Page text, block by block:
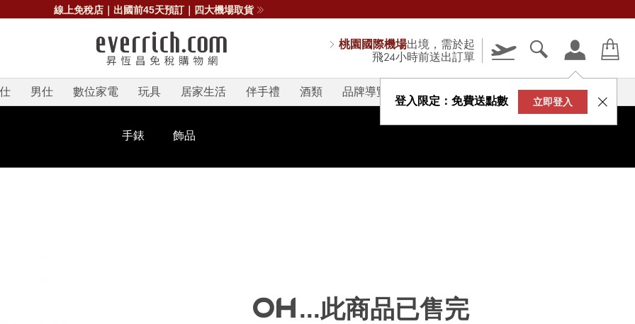
線上免稅店｜出國前45天預訂｜四大機場取貨
桃園國際機場出境，需於起
飛24小時前送出訂單
登入限定：免費送點數 立即登入
男仕 數位家電 玩具 居家生活 伴手禮 酒類 品牌導覽 V-STORY
手錶 飾品
...此商品已售完